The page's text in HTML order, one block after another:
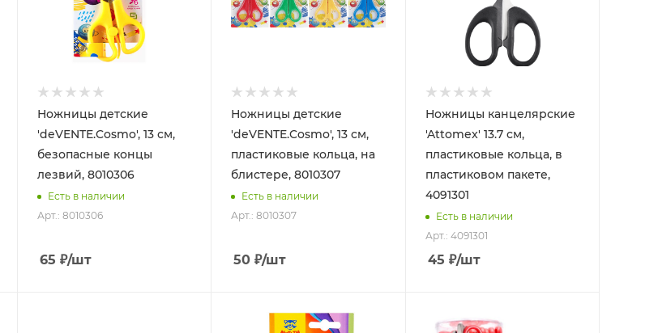
Ножницы детские
'deVENTE.Cosmo', 13 см,
безопасные концы
лезвий, 8010306
Есть в наличии
Арт.: 8010306
65 ₽/шт
Ножницы детские
'deVENTE.Cosmo', 13 см,
пластиковые кольца, на
блистере, 8010307
Есть в наличии
Арт.: 8010307
50 ₽/шт
Ножницы канцелярские
'Attomex' 13.7 см,
пластиковые кольца, в
пластиковом пакете,
4091301
Есть в наличии
Арт.: 4091301
45 ₽/шт